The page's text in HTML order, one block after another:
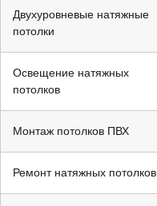
Двухуровневые натяжные
потолки
Освещение натяжных
потолков
Монтаж потолков ПВХ
Ремонт натяжных потолков